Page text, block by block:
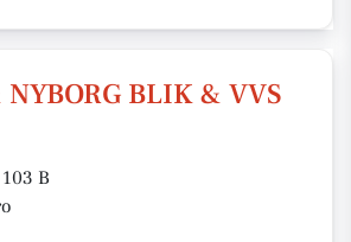
NYBORG BLIK & VVS
B